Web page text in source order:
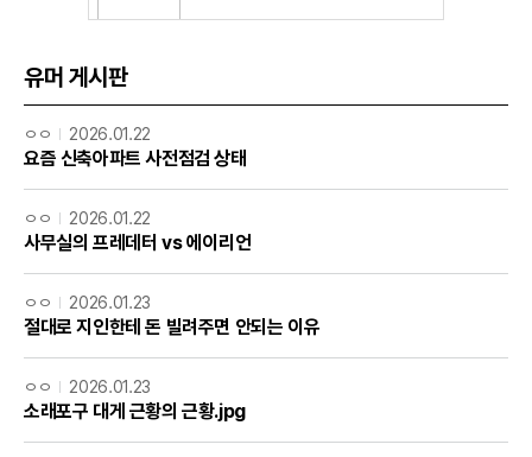
유머 게시판
ㅇㅇ 2026.01.22
요즘 신축아파트 사전점검 상태
ㅇㅇ 2026.01.22
사무실의 프레데터 vs 에이리언
ㅇㅇ 2026.01.23
절대로 지인한테 돈 빌려주면 안되는 이유
ㅇㅇ 2026.01.23
소래포구 대게 근황의 근황.jpg